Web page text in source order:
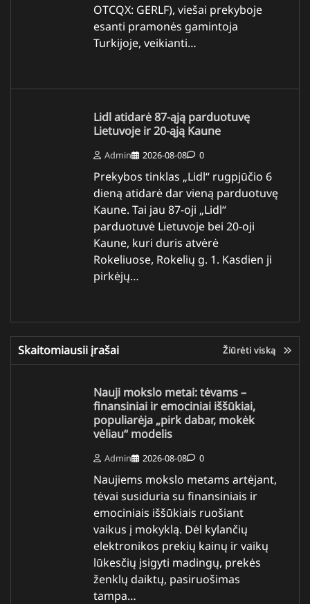
OTCQX: GERLF), viešai prekyboje
esanti pramonės gamintoja
Turkijoje, veikianti…
Lidl atidarė 87-ąją parduotuvę
Lietuvoje ir 20-ąją Kaune
Admin 2026-08-08 0
Prekybos tinklas „Lidl“ rugpjūčio 6
dieną atidarė dar vieną parduotuvę
Kaune. Tai jau 87-oji „Lidl“
parduotuvė Lietuvoje bei 20-oji
Kaune, kuri duris atvėrė
Rokeliuose, Rokelių g. 1. Kasdien ji
pirkėjų…
Skaitomiausii įrašai Žiūrėti viską
Nauji mokslo metai: tėvams –
finansiniai ir emociniai iššūkiai,
populiarėja „pirk dabar, mokėk
vėliau“ modelis
Admin 2026-08-08 0
Naujiems mokslo metams artėjant,
tėvai susiduria su finansiniais ir
emociniais iššūkiais ruošiant
vaikus į mokyklą. Dėl kylančių
elektronikos prekių kainų ir vaikų
lūkesčių įsigyti madingų, prekės
ženklų daiktų, pasiruošimas
tampa…